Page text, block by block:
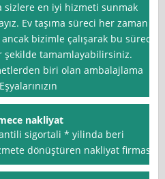
sizlere en iyi hizmeti sunmak
Ev taşıma süreci her zaman
bizimle çalışarak bu süreci
şekilde tamamlayabilirsiniz.
biri olan ambalajlama
nakliyat
sigortali * yilinda beri
dönüştüren nakliyat firmasi